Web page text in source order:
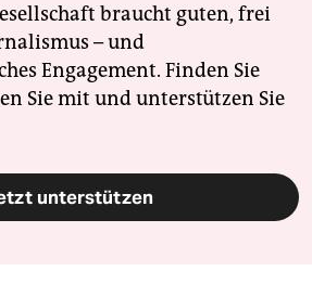
braucht guten, frei
– und
Engagement. Finden Sie
Sie mit und unterstützen Sie
unterstützen